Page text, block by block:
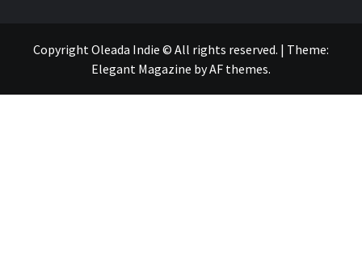
Copyright Oleada Indie © All rights reserved. | Theme:
Elegant Magazine byAF themes.